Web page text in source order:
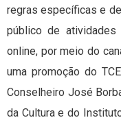
regras específicas e
público de atividades
online, por meio do
uma promoção do
Conselheiro José
da Cultura e do